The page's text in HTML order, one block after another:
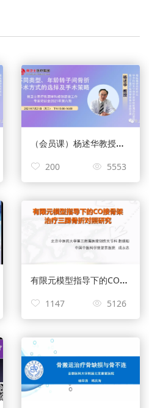
（会员课）杨述华教授：转子间骨折手术方式选择及手术策略【2021年第六期】
200 5553
有限元模型指导下的CO接骨架治疗三踝骨折对照研究——赵继阳
1147 5126